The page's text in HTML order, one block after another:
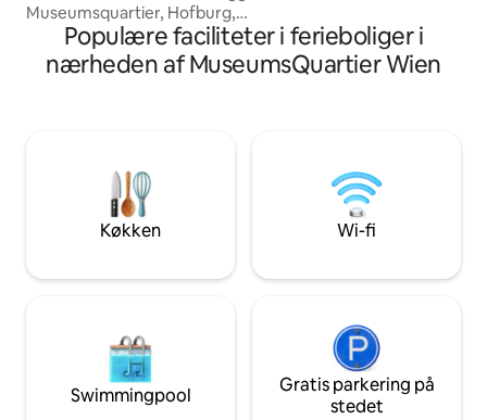
Museumsquartier, Hofburg,
Kunsthistorisches Museum, Natural
History Museum, Ringstrasse med sine
historiske bygninger, Wiener kaffebarer,
distrikt i Wiens mode-, design- og
museumsområde • 5 minutter til
metrostationen: Volkstheater (U3, U2) •
2 stop derfra til Stephansplatz, centrum
mod en rolig indre gårdhave LEJLIGHED
men har en fredfyldt indre gårdhave til
at sidde (og ryge) udenfor. FACILITETER
• Fuldt møbleret • Kabel-tv og
light, with
PRIVATE pool, spa area with sauna&Co.,
elegant
home-office with
Populære faciliteter i ferieboliger i
nærheden af MuseumsQuartier Wien
Køkken Wi-fi
Swimmingpool
Gratis parkering på
stedet